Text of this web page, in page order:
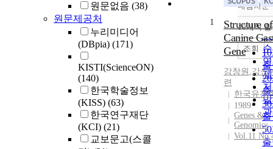
원문없음 (38)
원문제공처
누리미디어
(DBpia) (171)
KISTI(ScienceON)
(140)
한국학술정보
(KISS) (63)
한국연구재단
(KCI) (21)
교보문고(스콜
순
순
내림차순
10개씩
조회
1
Structure of
Canine
Gene
강창원 ,강신
련
한국유전
1989
Genes &
Genomics
Vol.11